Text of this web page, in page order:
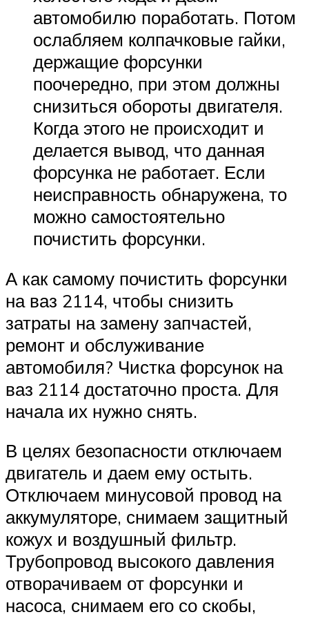
автомобилю поработать. Потом
ослабляем колпачковые гайки,
держащие форсунки
поочередно, при этом должны
снизиться обороты двигателя.
Когда этого не происходит и
делается вывод, что данная
форсунка не работает. Если
неисправность обнаружена, то
можно самостоятельно
почистить форсунки.
А как самому почистить форсунки
на ваз 2114, чтобы снизить
затраты на замену запчастей,
ремонт и обслуживание
автомобиля? Чистка форсунок на
ваз 2114 достаточно проста. Для
начала их нужно снять.
В целях безопасности отключаем
двигатель и даем ему остыть.
Отключаем минусовой провод на
аккумуляторе, снимаем защитный
кожух и воздушный фильтр.
Трубопровод высокого давления
отворачиваем от форсунки и
насоса, снимаем его со скобы,